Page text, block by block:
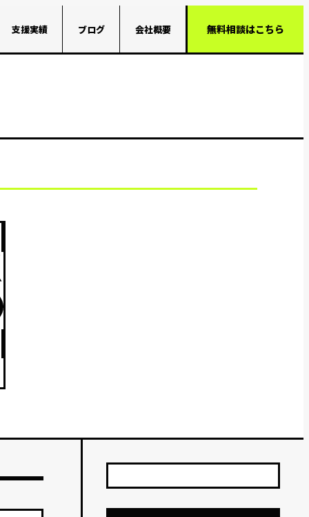
支援実績 ブログ 会社概要 無料相談はこちら